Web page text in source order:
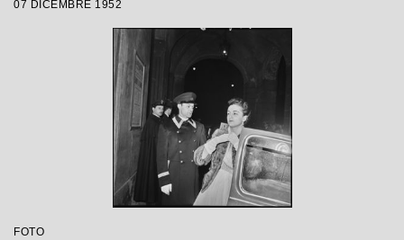
07 DICEMBRE 1952
FOTO